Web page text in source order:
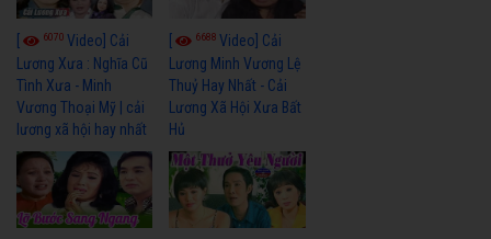
6070 Video] Cải
Lương Xưa : Nghĩa Cũ
Tình Xưa - Minh
Vương Thoại Mỹ | cải
lương xã hội hay nhất
6688Video] Cải
Lương Minh Vương Lệ
Thuỷ Hay Nhất - Cải
Lương Xã Hội Xưa Bất
Hủ